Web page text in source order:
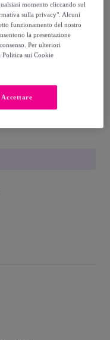
momento cliccando sul
sulla privacy". Alcuni
funzionamento del nostro
la presentazione
Per ulteriori
Politica sui Cookie
Accettare